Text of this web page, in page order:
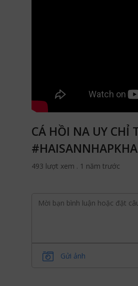
CÁ HỒI NA UY CHỈ
493 lượt xem . 1 năm trước
Gửi ảnh